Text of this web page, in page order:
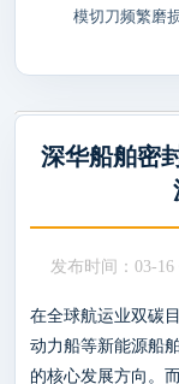
深华船舶密
发布时间：03-
在全球航运业双碳
动力船等新能源船
的核心发展方向。
模切刀频繁磨